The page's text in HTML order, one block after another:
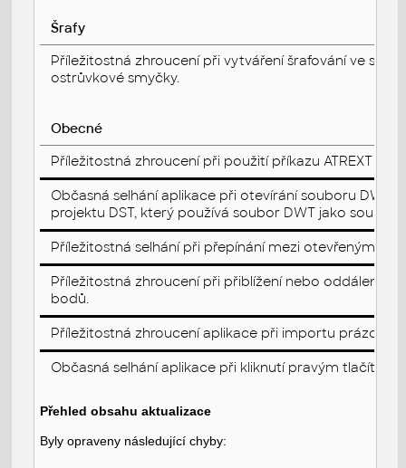
Šrafy
Příležitostná zhroucení při vytváření šrafování ve
ostrůvkové smyčky.
Obecné
Příležitostná zhroucení při použití příkazu ATREXT k
Občasná selhání aplikace při otevírání souboru DWT
projektu DST, který používá soubor DWT jako soubor
Příležitostná selhání při přepínání mezi otevřenými
Příležitostná zhroucení při přiblížení nebo oddálení
bodů.
Příležitostná zhroucení aplikace při importu prázdné
Občasná selhání aplikace při kliknutí pravým
Přehled obsahu aktualizace
Byly opraveny následující chyby: